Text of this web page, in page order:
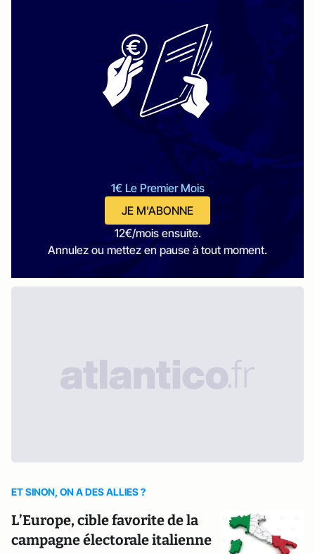
1€ Le Premier Mois
JE M'ABONNE
12€/mois ensuite.
Annulez ou mettez en pause à tout moment.
ET SINON, ON A DES ALLIES ?
L’Europe, cible favorite de la
campagne électorale italienne